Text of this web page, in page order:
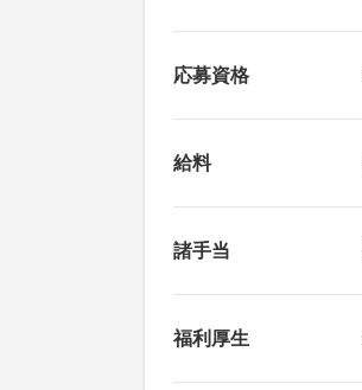
応募資格
給料
諸手当
福利厚生